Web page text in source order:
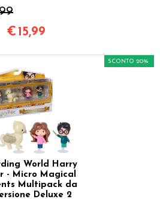
€ 15,99
World Harry
- Micro Magical
Multipack da
Deluxe 2
SCONTO 20%